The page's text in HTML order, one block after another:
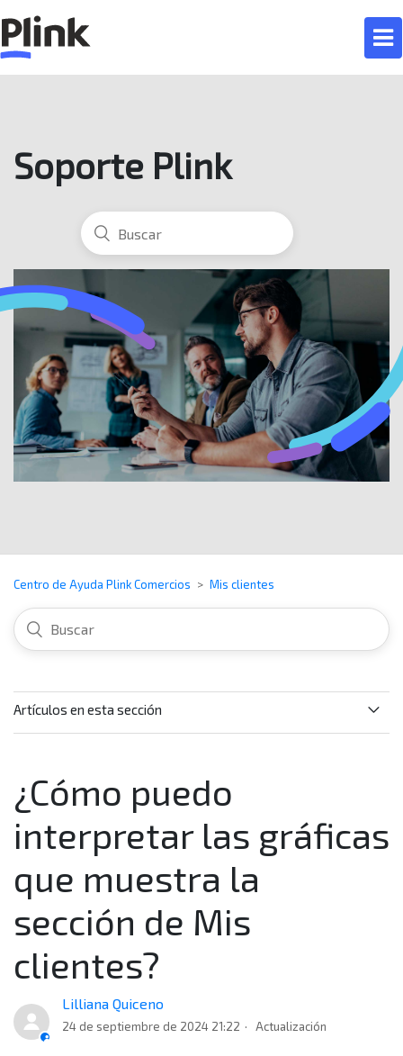
Soporte Plink
Centro de Ayuda Plink Comercios Mis clientes
Artículos en esta sección
¿Qué información puedo encontrar en la sección de
Mis clientes?
servicio de ventas con tarjetas (Adquirencia)?
Cumplo los requisitos para usar la sección Mis
clientes, pero no encuentro datos en el reporte, ¿por
qué?
¿Que debo hacer para ver la información de un punto
de venta que no puedo seleccionar?
¿Cómo puedo
interpretar las gráficas
que muestra la
sección de Mis
clientes?
Lilliana Quiceno
24 de septiembre de 2024 21:22 Actualización